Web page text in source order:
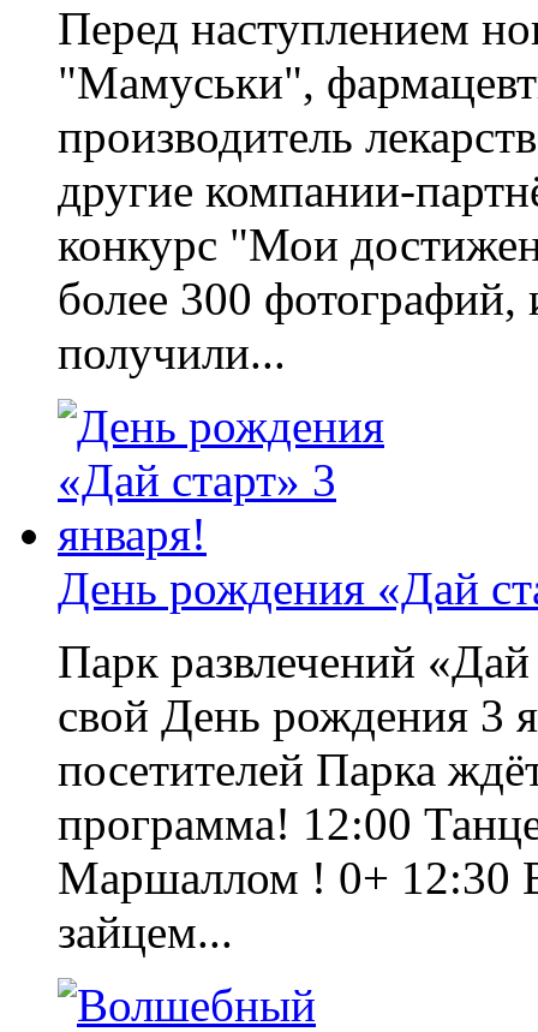
Перед наступлением
"Мамуськи",
производитель
другие компании-
конкурс "Мои
более 300 фотографий,
получили...
День рождения «Дай
Парк развлечений
свой День рождения 3
посетителей Парка
программа! 12:00
Маршаллом ! 0+ 12:30
зайцем...